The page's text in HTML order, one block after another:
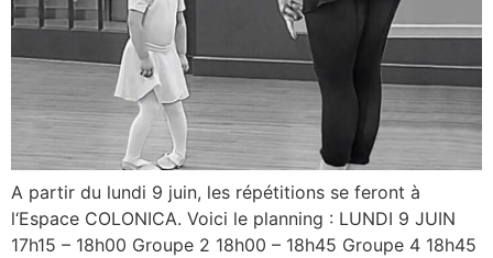
A partir du lundi 9 juin, les répétitions se feront à
l‘Espace COLONICA. Voici le planning : LUNDI 9 JUIN
17h15 – 18h00 Groupe 2 18h00 – 18h45 Groupe 4 18h45